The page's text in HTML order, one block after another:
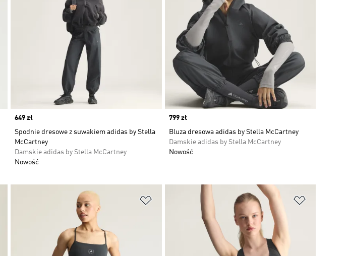
Price
649 zł
Spodnie dresowe z suwakiem adidas by Stella
McCartney
Damskie adidas by Stella McCartney
Nowość
Price
799 zł
Bluza dresowa adidas by Stella McCartney
Damskie adidas by Stella McCartney
Nowość
Dodaj do listy życzeń